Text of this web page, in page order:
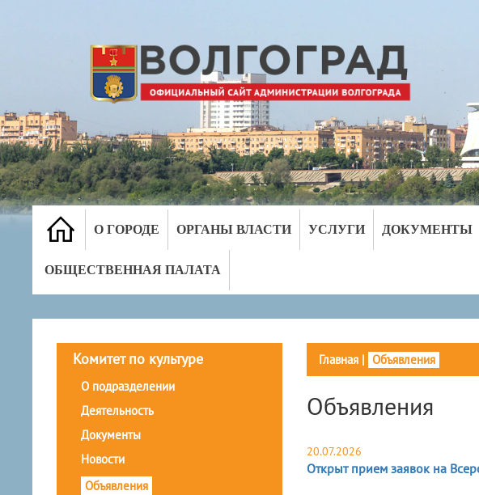
О ГОРОДЕ ОРГАНЫ ВЛАСТИ УСЛУГИ ДОКУМЕНТЫ
ОБЩЕСТВЕННАЯ ПАЛАТА
Комитет по культуре
О подразделении
Деятельность
Документы
Новости
Объявления
Главная| Объявления
Объявления
20.07.2026
Открыт прием заявок на